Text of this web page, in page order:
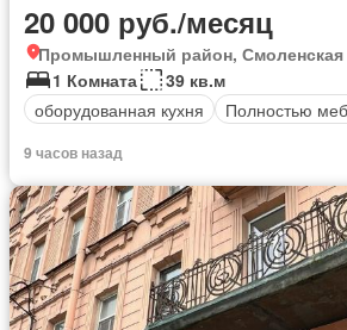
20 000 руб./месяц
Промышленный район, Смоленская
1 Комната
39 кв.м
оборудованная кухня
Полностью
9 часов назад